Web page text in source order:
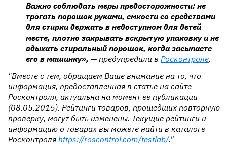
Важно соблюдать меры предосторожности: не
трогать порошок руками, емкости со средствами
для стирки держать в недоступном для детей
месте, плотно закрывать вскрытую упаковку и не
вдыхать стиральный порошок, когда засыпаете
его в машинку», — предупредили в Росконтроле.
"Вместе с тем, обращаем Ваше внимание на то, что
информация, предоставленная в статье на сайте
Росконтроля, актуальна на момент ее публикации
(08.05.2015). Рейтинги товаров, прошедших повторную
проверку, могут быть изменены. Текущие рейтинги и
информацию о товарах вы можете найти в каталоге
Росконтроля https://roscontrol.com/testlab/."